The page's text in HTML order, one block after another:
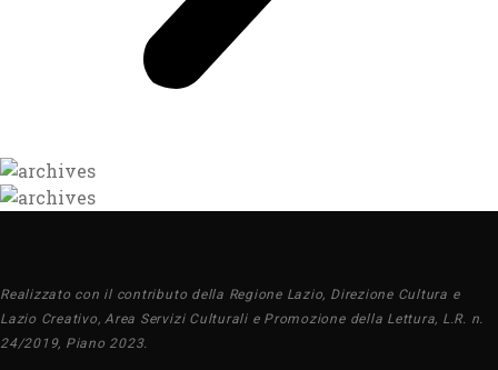
Realizzato con il contributo della Regione Lazio, Direzione Cultura e
Lazio Creativo, Area Servizi Culturali e Promozione della Lettura, L.R. n.
24/2019, Piano 2023.